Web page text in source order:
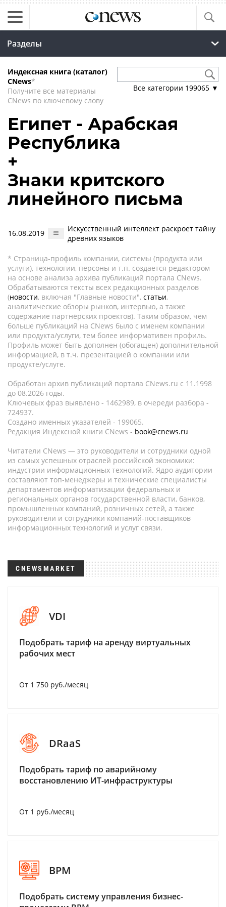
Разделы
Индексная книга (каталог)
CNews*
Получите все материалы
CNews по ключевому слову
Все категории 199065 ▼
Египет - Арабская
Республика
+
Знаки критского
линейного письма
16.08.2019
Искусственный интеллект раскроет тайну
древних языков
* Страница-профиль компании, системы (продукта или
услуги), технологии, персоны и т.п. создается редактором
на основе анализа архива публикаций портала CNews.
Обрабатываются тексты всех редакционных разделов
(новости, включая "Главные новости", статьи,
аналитические обзоры рынков, интервью, а также
содержание партнёрских проектов). Таким образом, чем
больше публикаций на CNews было с именем компании
или продукта/услуги, тем более информативен профиль.
Профиль может быть дополнен (обогащен) дополнительной
информацией, в т.ч. презентацией о компании или
продукте/услуге.
Обработан архив публикаций портала CNews.ru c 11.1998
до 08.2026 годы.
Ключевых фраз выявлено - 1462989, в очереди разбора -
724937.
Создано именных указателей - 199065.
Редакция Индексной книги CNews - book@cnews.ru
Читатели CNews — это руководители и сотрудники одной
из самых успешных отраслей российской экономики:
индустрии информационных технологий. Ядро аудитории
составляют топ-менеджеры и технические специалисты
департаментов информатизации федеральных и
региональных органов государственной власти, банков,
промышленных компаний, розничных сетей, а также
руководители и сотрудники компаний-поставщиков
информационных технологий и услуг связи.
CNEWSMARKET
VDI
Подобрать тариф на аренду виртуальных
рабочих мест
От 1 750 руб./месяц
DRaaS
Подобрать тариф по аварийному
восстановлению ИТ-инфраструктуры
От 1 руб./месяц
BPM
Подобрать систему управления бизнес-